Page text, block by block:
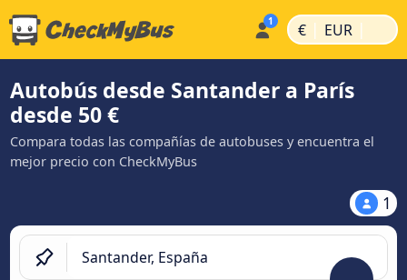
€ | EUR |
Autobús desde Santander a París
desde 50 €
Compara todas las compañías de autobuses y encuentra el
mejor precio con CheckMyBus
1